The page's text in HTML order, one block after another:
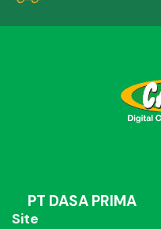
PT DASA PRIMA
Site